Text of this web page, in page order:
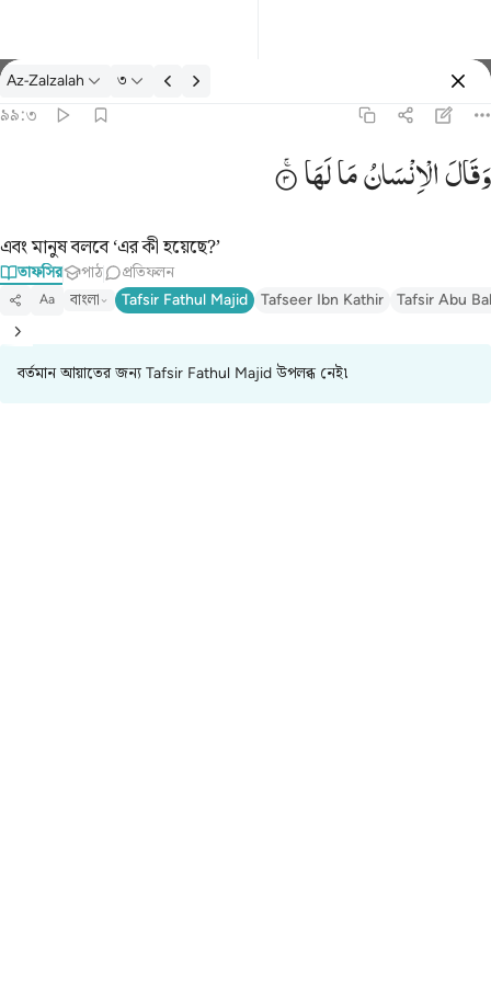
তাফসির: Az-Zalzalah ৯৯:৩
Az-Zalzalah ৩
৯৯:৩
وَقَالَالْاِنْسَانُمَالَهَا
এবং মানুষ বলবে ‘এর কী হয়েছে?’
তাফসির পাঠ প্রতিফলন
Aa বাংলা Tafsir Fathul Majid Tafseer Ibn Kathir Tafsir Abu
বর্তমান আয়াতের জন্য Tafsir Fathul Majid উপলব্ধ নেই৷